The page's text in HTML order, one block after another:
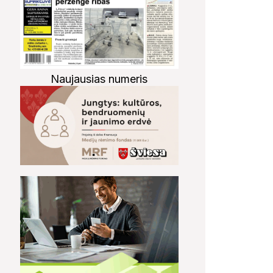
Naujausias numeris